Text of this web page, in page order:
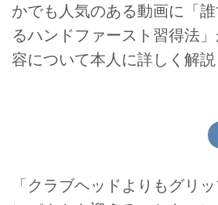
かでも人気のある動画に「
るハンドファースト習得法
容について本人に詳しく解説
「クラブヘッドよりもグリ